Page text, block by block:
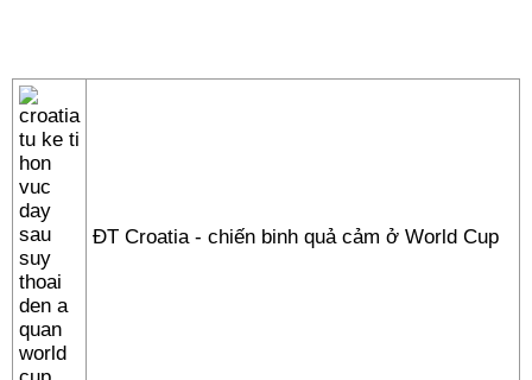
ĐT Croatia - chiến binh quả cảm ở World Cup